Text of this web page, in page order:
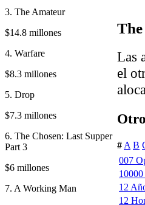
3. The Amateur
$14.8 millones
4. Warfare
$8.3 millones
5. Drop
$7.3 millones
6. The Chosen: Last Supper
Part 3
$6 millones
7. A Working Man
Las
el
#A B
007
12
12